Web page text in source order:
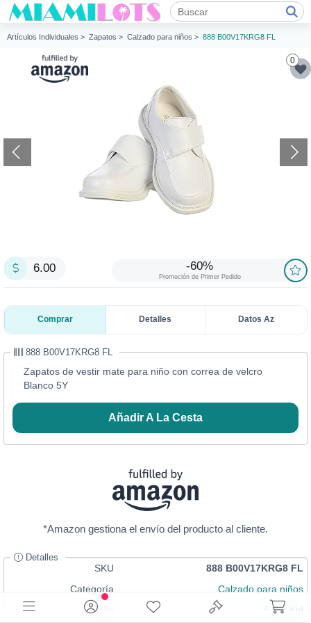
Artículos Individuales > Zapatos > Calzado para niños > 888 B00V17KRG8 FL
0
6.00 -60%
Promoción de Primer Pedido
Comprar Detalles Datos Az
888 B00V17KRG8 FL
Zapatos de vestir mate para niño con correa de velcro
Blanco 5Y
Añadir A La Cesta
*Amazon gestiona el envío del producto al cliente.
Detalles
SKU
888 B00V17KRG8 FL
Categoría
Calzado para niños
Talla
5 Big Kid